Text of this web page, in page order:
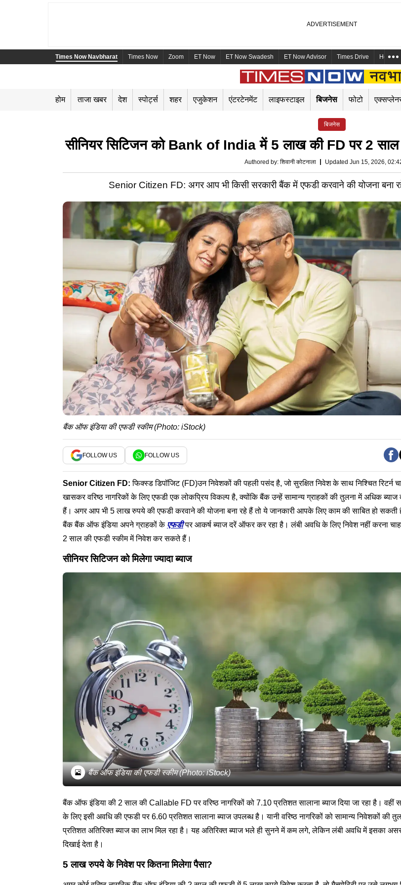
Times Now Navbharat Times Now Zoom ET Now ET Now Swadesh ET Now Advisor Times Drive Health
होम ताजा खबर देश स्पोर्ट्स शहर एजुकेशन एंटरटेनमेंट लाइफस्टाइल बिजनेस फोटो
बिजनेस
सीनियर सिटिजन को Bank of India में 5 लाख की FD पर 2
Authored by: शिवानी कोटनाला Updated Jun 15, 2026,
Senior Citizen FD: अगर आप भी किसी सरकारी बैंक में एफडी करवाने की योजना बना
बैंक ऑफ इंडिया की एफडी स्कीम (Photo: iStock)
FOLLOW US FOLLOW US
Senior Citizen FD:फिक्स्ड डिपॉजिट (FD)उन निवेशकों की पहली पसंद है, जो सुरक्षित निवेश के साथ निश्चित रिटर्न
खासकर वरिष्ठ नागरिकों के लिए एफडी एक लोकप्रिय विकल्प है, क्योंकि बैंक उन्हें सामान्य ग्राहकों की तुलना में अधिक ब्याज
हैं। अगर आप भी 5 लाख रुपये की एफडी करवाने की योजना बना रहे हैं तो ये जानकारी आपके लिए काम की साबित हो सकती
बैंक बैंक ऑफ इंडिया अपने ग्राहकों के एफडी पर आकर्ष ब्याज दरें ऑफर कर रहा है। लंबी अवधि के लिए निवेश नहीं करना
2 साल की एफडी स्कीम में निवेश कर सकते हैं।
सीनियर सिटिजन को मिलेगा ज्यादा ब्याज
बैंक ऑफ इंडिया की एफडी स्कीम (Photo: iStock)
बैंक ऑफ इंडिया की 2 साल की Callable FD पर वरिष्ठ नागरिकों को 7.10 प्रतिशत सालाना ब्याज दिया जा रहा है। वहीं
के लिए इसी अवधि की एफडी पर 6.60 प्रतिशत सालाना ब्याज उपलब्ध है। यानी वरिष्ठ नागरिकों को सामान्य निवेशकों की
प्रतिशत अतिरिक्त ब्याज का लाभ मिल रहा है। यह अतिरिक्त ब्याज भले ही सुनने में कम लगे, लेकिन लंबी अवधि में इसका असर
दिखाई देता है।
5 लाख रुपये के निवेश पर कितना मिलेगा पैसा?